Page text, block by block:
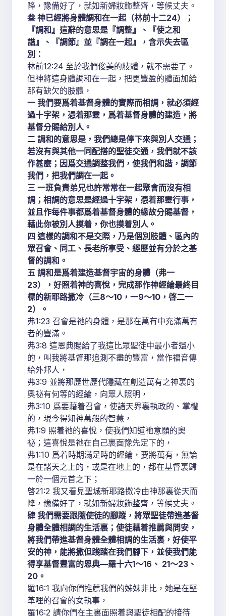
降，豫備好了，就如新婦妝飾整齊，等候丈夫。
叁 神已經將身體調和在一起（林前十二24）；
『調和』這辭的意思是『調整』、『使之和
諧』、『調節』並『調在一起』，含示失去區
別：
林前12:24 至於我們俊美的肢體，就不需要了。
但神將這身體調和在一起，把更豐盈的體面加給
那有缺欠的肢體，
一 我們要爲着基督身體的實際而相調，就必須經
過十字架，憑着那靈，爲着基督身體的建造，將
基督分賜給別人。
二 調和的意思是，我們總是停下來與別人交通；
若沒有與其他一同配搭的聖徒交通，我們就不該
作甚麼；因爲交通調整我們，使我們和諧，調節
我們，把我們調在一起。
三 一班負責弟兄也許常常在一起聚會而沒有相
調；相調的意思是經過十字架，憑着那靈行事，
並且作每件事都爲着基督身體的緣故分賜基督，
藉此你被別人摸着，你也摸着別人。
四 這樣的調和不是交際，乃是個別肢體、區內的
眾召會、同工、長老所享受、經歷並有分於之基
督的調和。
五 調和是爲着建造基督宇宙的身體（弗一
23），好照着神的喜悅，完成那作神經綸最終目
標的新耶路撒冷（三8～10，一9～10，啓二一
2）。
弗1:23 召會是祂的身體，是那在萬有中充滿萬有
者的豐滿。
弗3:8 這恩典賜給了我這比眾聖徒中最小者還小
的，叫我將基督那追測不盡的豐富，當作福音傳
給外邦人，
弗3:9 並將那歷世歷代隱藏在創造萬有之神裏的
奧祕有何等的經綸，向眾人照明，
弗3:10 爲要藉着召會，使諸天界裏執政的、掌權
的，現今得知神萬般的智慧，
弗1:9 照着祂的喜悅，使我們知道祂意願的奧
祕；這喜悅是祂在自己裏面豫先定下的，
弗1:10 爲着時期滿足時的經綸，要將萬有，無論
是在諸天之上的，或是在地上的，都在基督裏歸
一於一個元首之下；
啓21:2 我又看見聖城新耶路撒冷由神那裏從天而
降，豫備好了，就如新婦妝飾整齊，等候丈夫。
肆 我們需要跟隨使徒的腳蹤，將眾聖徒帶進基督
身體全體相調的生活裏；使徒藉着推薦與問安，
將我們帶進基督身體全體相調的生活裏，好使平
安的神，能將撒但踐踏在我們腳下，並使我們能
得享基督豐富的恩典—羅十六1～16、 21～23、
20。
羅16:1 我向你們推薦我們的姊妹非比，她是在堅
革哩的召會的女執事，
羅16:2 請你們在主裏面照着與聖徒相配的接待